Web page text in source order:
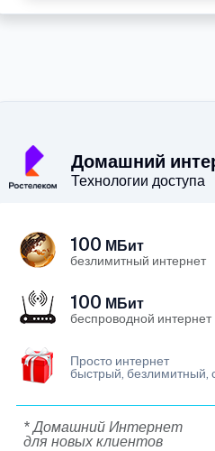
Домашний
Технологии доступа
100 МБит
безлимитный интернет
100 МБит
беспроводной интернет
Просто интернет
быстрый, безлимитный,
* Домашний Интернет
для новых клиентов